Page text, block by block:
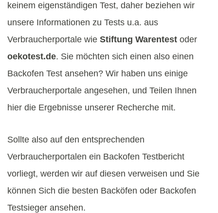
keinem eigenständigen Test, daher beziehen wir
unsere Informationen zu Tests u.a. aus
Verbraucherportale wie Stiftung Warentest oder
oekotest.de. Sie möchten sich einen also einen
Backofen Test ansehen? Wir haben uns einige
Verbraucherportale angesehen, und Teilen Ihnen
hier die Ergebnisse unserer Recherche mit.
Sollte also auf den entsprechenden
Verbraucherportalen ein Backofen Testbericht
vorliegt, werden wir auf diesen verweisen und Sie
können Sich die besten Backöfen oder Backofen
Testsieger ansehen.